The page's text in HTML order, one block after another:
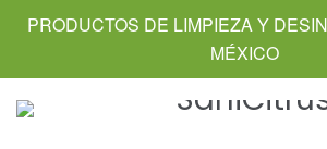
PRODUCTOS DE LIMPIEZA Y
MÉXICO
SaniCitrus